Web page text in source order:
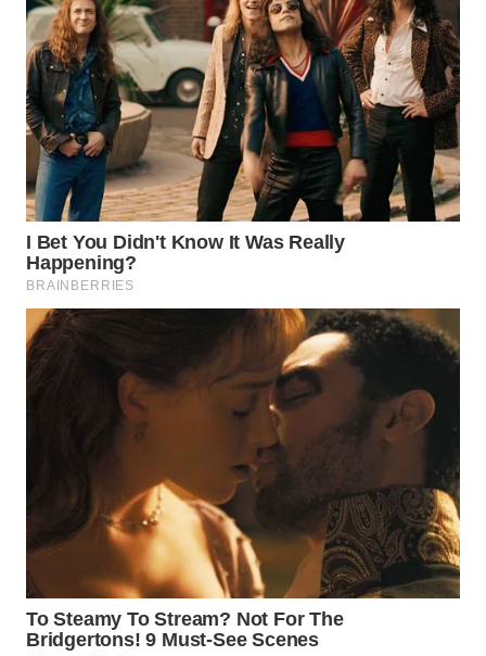
WN
LANGKAT
WN
TAPANULI
SELATAN
TANJUNG
LESUNG
WN
KARO
SIMALUNGUN
LABUHANBATU
TAPANULI
TENGAH